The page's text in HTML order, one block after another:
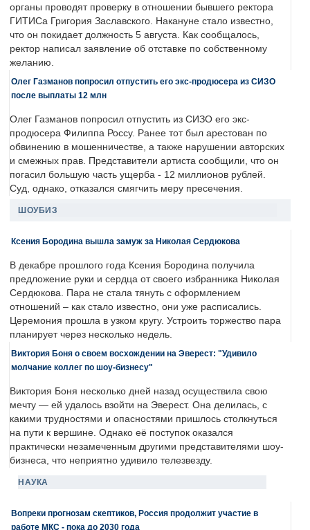
органы проводят проверку в отношении бывшего ректора
ГИТИСа Григория Заславского. Накануне стало известно,
что он покидает должность 5 августа. Как сообщалось,
ректор написал заявление об отставке по собственному
желанию.
Олег Газманов попросил отпустить его экс-продюсера из СИЗО
после выплаты 12 млн
Олег Газманов попросил отпустить из СИЗО его экс-
продюсера Филиппа Россу. Ранее тот был арестован по
обвинению в мошенничестве, а также нарушении авторских
и смежных прав. Представители артиста сообщили, что он
погасил большую часть ущерба - 12 миллионов рублей.
Суд, однако, отказался смягчить меру пресечения.
ШОУБИЗ
Ксения Бородина вышла замуж за Николая Сердюкова
В декабре прошлого года Ксения Бородина получила
предложение руки и сердца от своего избранника Николая
Сердюкова. Пара не стала тянуть с оформлением
отношений – как стало известно, они уже расписались.
Церемония прошла в узком кругу. Устроить торжество пара
планирует через несколько недель.
Виктория Боня о своем восхождении на Эверест: "Удивило
молчание коллег по шоу-бизнесу"
Виктория Боня несколько дней назад осуществила свою
мечту — ей удалось взойти на Эверест. Она делилась, с
какими трудностями и опасностями пришлось столкнуться
на пути к вершине. Однако её поступок оказался
практически незамеченным другими представителями шоу-
бизнеса, что неприятно удивило телезвезду.
НАУКА
Вопреки прогнозам скептиков, Россия продолжит участие в
работе МКС - пока до 2030 года